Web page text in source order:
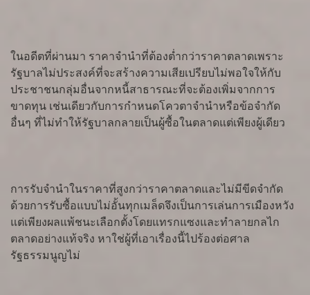
ในอดีตที่ผ่านมา ราคาจำนำที่ต้องต่ำกว่าราคาตลาดเพราะ
รัฐบาลไม่ประสงค์ที่จะสร้างความเสียเปรียบไม่พอใจให้กับ
ประชาชนกลุ่มอื่นจากหนี้สาธารณะที่จะต้องเพิ่มจากการ
ขาดทุน เช่นเดียวกับการกำหนดโควตาจำนำหรือข้อจำกัด
อื่นๆ ที่ไม่ทำให้รัฐบาลกลายเป็นผู้ซื้อในตลาดแต่เพียงผู้เดียว
การรับจำนำในราคาที่สูงกว่าราคาตลาดและไม่มีขีดจำกัด
ด้วยการรับซื้อแบบไม่อั้นทุกเมล็ดจึงเป็นการเล่นการเมืองหวัง
แต่เพียงผลแพ้ชนะเลือกตั้งโดยแทรกแซงและทำลายกลไก
ตลาดอย่างแท้จริง หาใช่ผู้ที่เอาเรื่องนี้ไปร้องต่อศาล
รัฐธรรมนูญไม่